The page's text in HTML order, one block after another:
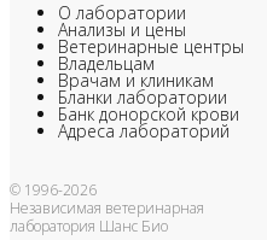
О лаборатории
Анализы и цены
Ветеринарные центры
Владельцам
Врачам и клиникам
Бланки лаборатории
Банк донорской крови
Адреса лабораторий
© 1996-2026
Независимая ветеринарная
лаборатория Шанс Био